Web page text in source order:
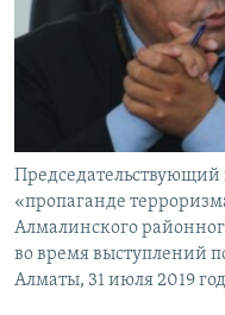
Председательствующий
«пропаганде
Алмалинского
во время выступлений
Алматы, 31 июля 2019